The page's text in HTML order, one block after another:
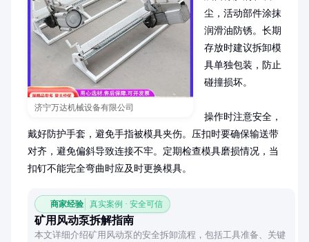
济宁万达机械设备有限公司
尘，活动部件涂抹
润滑油防锈。长期
存放时建议拆卸模
具单独包装，防止
碰撞损坏。
操作时注意安全，
戴好防护手套，避免手指被模具夹伤。压扣时要确保输送带
对齐，避免偏斜导致连接不牢。定期检查模具磨损情况，当
扣钉不能完全弯曲时应及时更换模具。
商家经验 真实案例 · 安全可信
矿用风动泵拆解指南
本文详细介绍矿用风动泵的安全拆卸流程，包括工具准备、关键